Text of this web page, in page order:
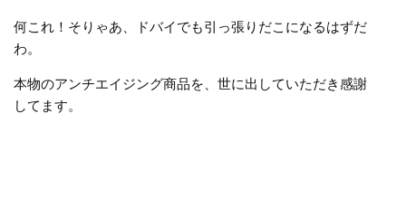
何これ！そりゃあ、ドバイでも引っ張りだこになるはずだ
わ。
本物のアンチエイジング商品を、世に出していただき感謝
してます。